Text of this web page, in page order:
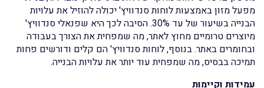
מפעל מזון באמצעות לוחות סנדוויץ' יכולה להוזיל את עלויות
הבנייה בשיעור של עד 30%. הסיבה לכך היא שפנאלי סנדוויץ'
מיוצרים טרומיים מחוץ לאתר, מה שמפחית את הצורך בעבודה
ובחומרים באתר. בנוסף, לוחות סנדוויץ' הם קלים ודורשים פחות
תמיכה בבסיס, מה שמפחית עוד יותר את עלויות הבנייה.
עמידות וקיימות